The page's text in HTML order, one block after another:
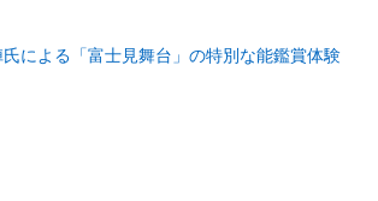
による「富士見舞台」の特別な能鑑賞体験